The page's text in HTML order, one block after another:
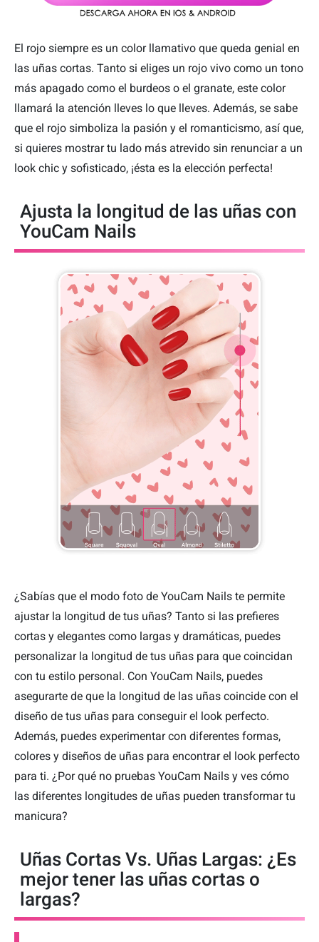
El rojo siempre es un color llamativo que queda genial en
las uñas cortas. Tanto si eliges un rojo vivo como un tono
más apagado como el burdeos o el granate, este color
llamará la atención lleves lo que lleves. Además, se sabe
que el rojo simboliza la pasión y el romanticismo, así que,
si quieres mostrar tu lado más atrevido sin renunciar a un
look chic y sofisticado, ¡ésta es la elección perfecta!
Ajusta la longitud de las uñas con
YouCam Nails
¿Sabías que el modo foto de YouCam Nails te permite
ajustar la longitud de tus uñas? Tanto si las prefieres
cortas y elegantes como largas y dramáticas, puedes
personalizar la longitud de tus uñas para que coincidan
con tu estilo personal. Con YouCam Nails, puedes
asegurarte de que la longitud de las uñas coincide con el
diseño de tus uñas para conseguir el look perfecto.
Además, puedes experimentar con diferentes formas,
colores y diseños de uñas para encontrar el look perfecto
para ti. ¿Por qué no pruebas YouCam Nails y ves cómo
las diferentes longitudes de uñas pueden transformar tu
manicura?
Uñas Cortas Vs. Uñas Largas: ¿Es
mejor tener las uñas cortas o
largas?